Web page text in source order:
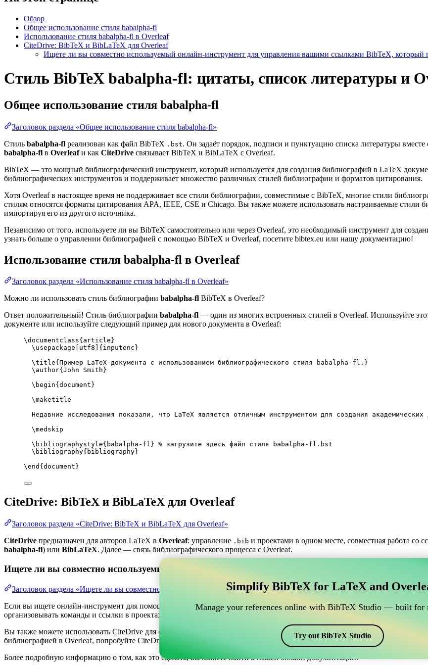
Обзор
Общее использование стиля babalpha-fl
Использование стиля babalpha-fl в Overleaf
CiteDrive: BibTeX и BibLaTeX для Overleaf
Ищете ли вы совместно используемый онлайн-инструмент для управления вашими ссылками BibTeX, который
Стиль BibTeX babalpha-fl: цитаты, список литературы и
Общее использование стиля babalpha-fl
Заголовок раздела «Общее использование стиля babalpha-fl»
Стиль babalpha-fl реализован как файл BibTeX .bst. Он задаёт порядок, подписи и пунктуацию списка литературы вместе
babalpha-fl в Overleafи как CiteDrive связывает BibTeX и BibLaTeX с Overleaf.
BibTeX — это мощный библиографический инструмент, который используется для создания библиографий в LaTeX
библиографических инструментов и поддерживает множество различных стилей библиографии и форматов цитирования.
Хотя Overleaf в настоящее время не поддерживает все стили библиографии, совместимые с BibTeX, многие стили
стилям относятся форматы цитирования APA, IEEE, CSE и Chicago. Вы также можете использовать настраиваемые
импортируя его из другого источника.
Независимо от того, используете ли вы BibTeX самостоятельно или через Overleaf, это необходимый инструмент для
узнать больше о управлении библиографией с помощью BibTeX и Overleaf, посетите bibtex.eu или нашу документацию!
Использование стиля babalpha-fl в Overleaf
Заголовок раздела «Использование стиля babalpha-fl в Overleaf»
Можно ли использовать стиль библиографии babalpha-fl BibTeX в Overleaf?
Ответ положительный! Стиль библиографии babalpha-fl — один из многих встроенных стилей в Overleaf. Используйте
документе или используйте следующий пример для нового документа в Overleaf:
\documentclass{ article }
\usepackage
utf8 ]{ inputenc }
\title{Пример LaTeX-документа с использованием библиографического стиля babalpha-fl.}
\author{John Smith}
\begin{ document }
\maketitle
Недавние исследования показали, что LaTeX является отличным инструментом для создания академических
\medskip
\bibliographystyle{babalpha-fl} % загрузите здесь файл стиля babalpha-fl.bst
\bibliography{bibliography}
\end { document }
CiteDrive: BibTeX и BibLaTeX для Overleaf
Заголовок раздела «CiteDrive: BibTeX и BibLaTeX для Overleaf»
CiteDrive предназначен для авторов LaTeX в Overleaf: управление .bib и проектами в одном месте, совместная работа со
babalpha-fl) или BibLaTeX. Далее — связь библиографического процесса с Overleaf.
Ищете ли вы совместно используемый онлайн-инструмент для управления вашими ссылками
Заголовок раздела «Ищете ли вы совместно используемый онлайн-инструмент для управления вашими ссылками
Если вы ищете онлайн-инструмент для помощи в управлении вашими ссылками, цитатами и библиографией в Overleaf,
организовывать команды и ссылки в проектах, одновременно поддерживая актуальность записей BibTeX в вашем проекте
Вы также можете использовать CiteDrive для создания библиографий и цитат в различных стилях, включая babalpha-fl.
библиографией в Overleaf, попробуйте CiteDrive сегодня!
Более подробную информацию о том, как это сделать, вы можете найти в нашей онлайн документации.
Simplify BibTeX for LaTeX and
Manage your references online with BibTeX Studio — built for
Try out BibTeX Studio